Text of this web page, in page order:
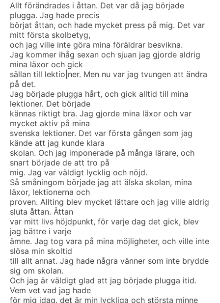
Allt förändrades i åttan. Det var då jag började
plugga. Jag hade precis
börjat åttan, och hade mycket press på mig. Det var
mitt första skolbetyg,
och jag ville inte göra mina föräldrar besvikna.
Jag kommer ihåg sexan och sjuan jag gjorde aldrig
mina läxor och gick
sällan till lektio|ner. Men nu var jag tvungen att ändra
på det.
Jag började plugga hårt, och gick alltid till mina
lektioner. Det började
kännas riktigt bra. Jag gjorde mina läxor och var
mycket aktiv på mina
svenska lektioner. Det var första gången som jag
kände att jag kunde klara
skolan. Och jag imponerade på många lärare, och
snart började de att tro på
mig. Jag var väldigt lycklig och nöjd.
Så småningom började jag att älska skolan, mina
läxor, lektionerna och
proven. Allting blev mycket lättare och jag ville aldrig
sluta åttan. Åttan
var mitt livs höjdpunkt, för varje dag det gick, blev
jag bättre i varje
ämne. Jag tog vara på mina möjligheter, och ville inte
slösa min skoltid
till allt annat. Jag hade några vänner som inte brydde
sig om skolan.
Och jag är väldigt glad att jag började plugga itid.
Vem vet vad jag hade
för mig idag. det är min lyckliga och största minne